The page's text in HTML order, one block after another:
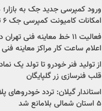
ورود کمپرسی جدید جک به
امکانات کامیونت کمپرسی جک ۶ تن
فعالیت ۱۱ خط معاینه فنی
اعلام ساعت کار مراکز معاینه
از تولید فنر خودرو تا تولد یک
قلب فنرسازی زر گلپایگان
استاندار گیلان: تردد خودروهای
۵ استان شمالی بلامانع شد